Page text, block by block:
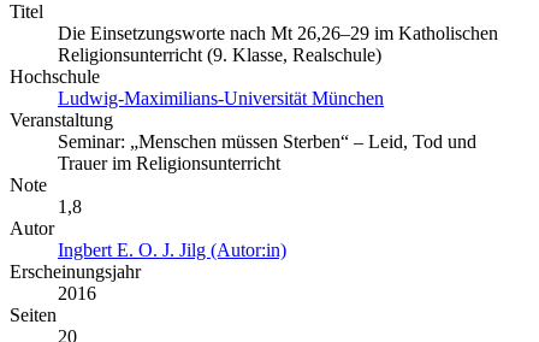
Titel
Die Einsetzungsworte nach Mt 26,26‒29 im Katholischen
Religionsunterricht (9. Klasse, Realschule)
Hochschule
Ludwig-Maximilians-Universität München
Veranstaltung
Seminar: „Menschen müssen Sterben“ ‒ Leid, Tod und
Trauer im Religionsunterricht
Note
1,8
Autor
Ingbert E. O. J. Jilg (Autor:in)
Erscheinungsjahr
2016
Seiten
20